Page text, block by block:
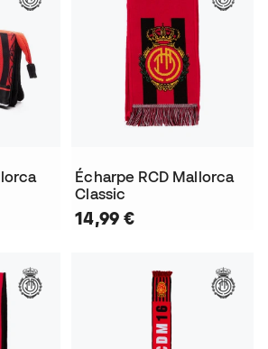
Écharpe RCD Mallorca
Classic
14,99 €